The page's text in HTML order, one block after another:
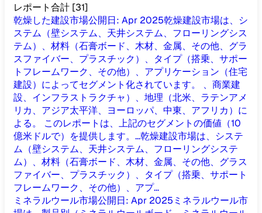
レポート合計 [31]
乾燥した建設市場公開日: Apr 2025乾燥建設市場は、シ
ステム（壁システム、天井システム、フローリングシス
テム）、材料（石膏ボード、木材、金属、その他、グラ
スファイバー、プラスチック）、タイプ（搭乗、サポー
トフレームワーク、その他）、アプリケーション（住宅
建設）によってセグメント化されています。 、商業建
設、インフラストラクチャ）、地理（北米、ラテンアメ
リカ、アジア太平洋、ヨーロッパ、中東、アフリカ）に
よる。 このレポートは、上記のセグメントの価値（10
億米ドルで）を提供します。...乾燥建設市場は、システ
ム（壁システム、天井システム、フローリングシステ
ム）、材料（石膏ボード、木材、金属、その他、グラス
ファイバー、プラスチック）、タイプ（搭乗、サポート
フレームワーク、その他）、アプ...
ミネラルウール市場公開日: Apr 2025 ミネラルウール市